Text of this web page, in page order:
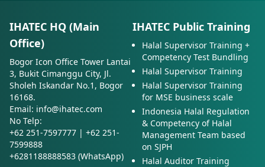
IHATEC HQ (Main
Office)
Bogor Icon Office Tower Lantai
3, Bukit Cimanggu City, Jl.
Sholeh Iskandar No.1, Bogor
16168.
Email: info@ihatec.com
No Telp:
+62 251-7597777 | +62 251-
7599888
+6281188888583 (WhatsApp)
IHATEC Public Training
Halal Supervisor Training +
Competency Test Bundling
Halal Supervisor Training
Halal Supervisor Training
for MSE business scale
Indonesia Halal Regulation
& Competency of Halal
Management Team based
on SJPH
Halal Auditor Training